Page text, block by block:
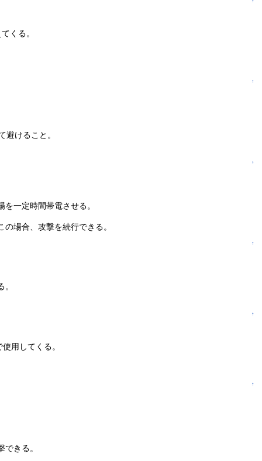
くる。
↑
避けること。
↑
一定時間帯電させる。
場合、攻撃を続行できる。
↑
↑
用してくる。
↑
きる。